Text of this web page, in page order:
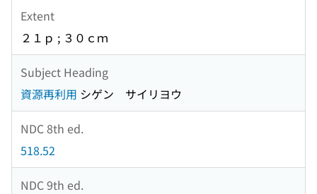
Extent
２１ｐ ; ３０ｃｍ
Subject Heading
資源再利用 シゲン サイリヨウ
NDC 8th ed.
518.52
NDC 9th ed.